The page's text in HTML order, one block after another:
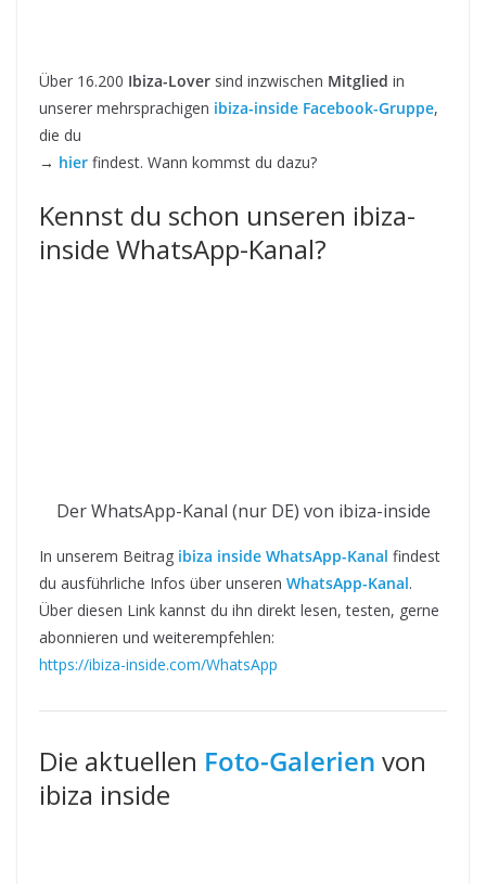
Über 16.200 Ibiza-Lover sind inzwischen Mitglied in
unserer mehrsprachigen ibiza-inside Facebook-Gruppe,
die du
→ hier findest. Wann kommst du dazu?
Kennst du schon unseren ibiza-
inside WhatsApp-Kanal?
Der WhatsApp-Kanal (nur DE) von ibiza-inside
In unserem Beitrag ibiza inside WhatsApp-Kanal findest
du ausführliche Infos über unseren WhatsApp-Kanal.
Über diesen Link kannst du ihn direkt lesen, testen, gerne
abonnieren und weiterempfehlen:
https://ibiza-inside.com/WhatsApp
Die aktuellen Foto-Galerien von
ibiza inside